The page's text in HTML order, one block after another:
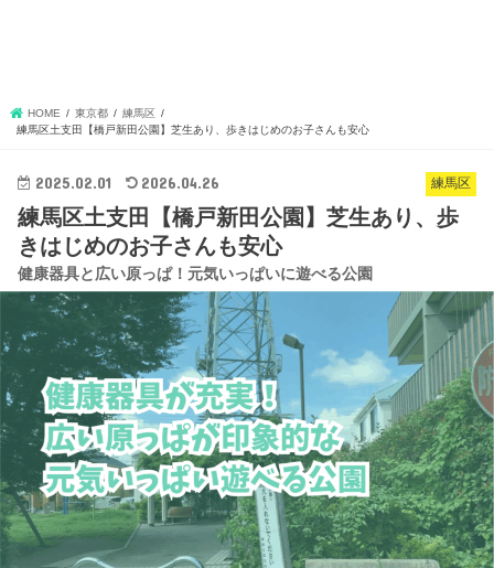
HOME 東京都
練馬区
練馬区土支田【橋戸新田公園】芝生あり、歩きはじめのお子さんも安心
練馬区
2025.02.01 2026.04.26
練馬区土支田【橋戸新田公園】芝生あり、歩
きはじめのお子さんも安心
健康器具と広い原っぱ！元気いっぱいに遊べる公園